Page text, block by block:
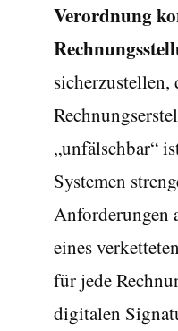
Verordnung
sicherzustellen,
„unfälschbar“
Systemen
Anforderungen
eines
für jede
digitalen